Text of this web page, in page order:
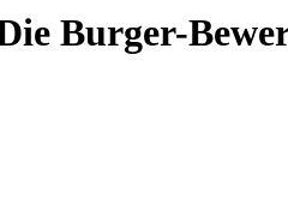
Burger-